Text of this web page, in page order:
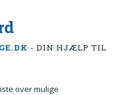
- DIN HJÆLP TIL
over mulige